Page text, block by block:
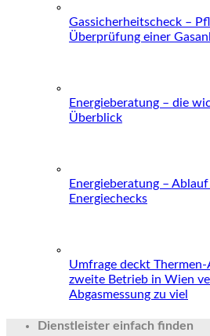
Gassicherheitscheck –
Überprüfung einer
Energieberatung – die
Überblick
Energieberatung –
Energiechecks
Umfrage deckt
zweite Betrieb in Wien
Abgasmessung zu viel
Dienstleister einfach finden